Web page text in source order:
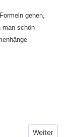
gehen,
man schön
STEPS
Nächster
Weiter